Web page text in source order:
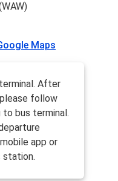
Maps
After
follow
bus terminal.
app or
station.